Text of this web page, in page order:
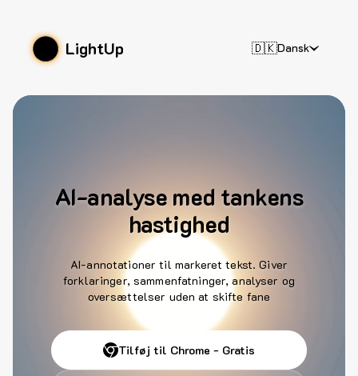
LightUp 🇩🇰Dansk
AI-analyse med tankens
hastighed
AI-annotationer til markeret tekst. Giver
forklaringer, sammenfatninger, analyser og
oversættelser uden at skifte fane
Tilføj til Chrome - Gratis